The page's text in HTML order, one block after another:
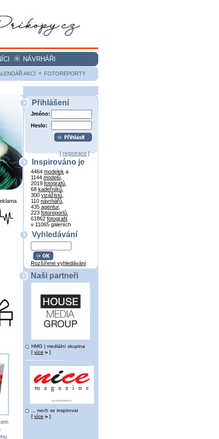
NÁVRHÁŘI
AKCÍ FOTOREPORTY
Přihlášení
Jméno:
Heslo:
[registrace]
Inspirováno je
4464 modelek a
1144 modelů
2019 fotografů
68 kadeřníků
300 vizážistů
110 návrhářů
435 agentur,
223 fotoreportů
61862 fotografií
v 11065 galeriích
Vyhledávání
Rozšířené vyhledávání
Naši partneři
HMG | mediální skupina
[ více ]
... nech se inspirovat
[ více ]